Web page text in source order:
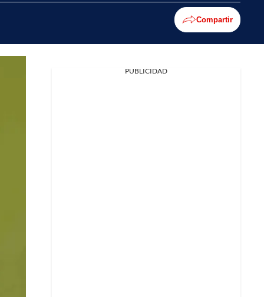
Compartir
PUBLICIDAD